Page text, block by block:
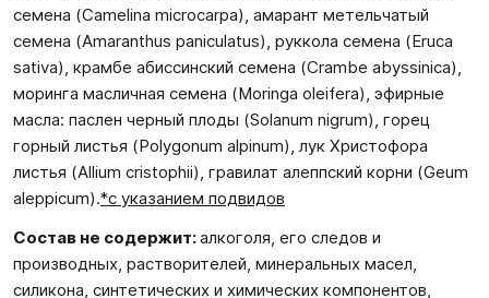
семена (Camelina microcarpa), амарант метельчатый
семена (Amaranthus paniculatus), руккола семена (Eruca
sativa), крамбе абиссинский семена (Crambe abyssinica),
моринга масличная семена (Moringa oleifera), эфирные
масла: паслен черный плоды (Solanum nigrum), горец
горный листья (Polygonum alpinum), лук Христофора
листья (Allium cristophii), гравилат алеппский корни (Geum
aleppicum).*с указанием подвидов
Состав не содержит:алкоголя, его следов и
производных, растворителей, минеральных масел,
силикона, синтетических и химических компонентов,